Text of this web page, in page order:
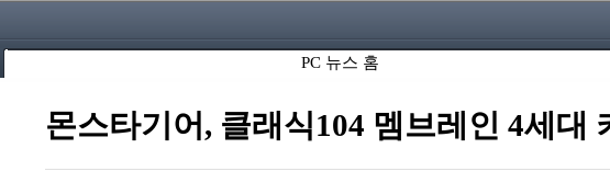
PC 뉴스 홈
몬스타기어, 클래식104 멤브레인 4세대